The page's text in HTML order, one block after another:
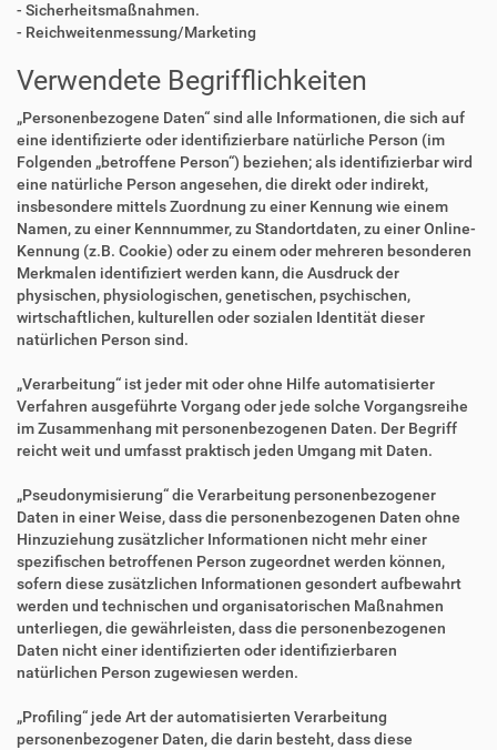
- Sicherheitsmaßnahmen.
- Reichweitenmessung/Marketing
Verwendete Begrifflichkeiten
„Personenbezogene Daten“ sind alle Informationen, die sich auf
eine identifizierte oder identifizierbare natürliche Person (im
Folgenden „betroffene Person“) beziehen; als identifizierbar wird
eine natürliche Person angesehen, die direkt oder indirekt,
insbesondere mittels Zuordnung zu einer Kennung wie einem
Namen, zu einer Kennnummer, zu Standortdaten, zu einer Online-
Kennung (z.B. Cookie) oder zu einem oder mehreren besonderen
Merkmalen identifiziert werden kann, die Ausdruck der
physischen, physiologischen, genetischen, psychischen,
wirtschaftlichen, kulturellen oder sozialen Identität dieser
natürlichen Person sind.
„Verarbeitung“ ist jeder mit oder ohne Hilfe automatisierter
Verfahren ausgeführte Vorgang oder jede solche Vorgangsreihe
im Zusammenhang mit personenbezogenen Daten. Der Begriff
reicht weit und umfasst praktisch jeden Umgang mit Daten.
„Pseudonymisierung“ die Verarbeitung personenbezogener
Daten in einer Weise, dass die personenbezogenen Daten ohne
Hinzuziehung zusätzlicher Informationen nicht mehr einer
spezifischen betroffenen Person zugeordnet werden können,
sofern diese zusätzlichen Informationen gesondert aufbewahrt
werden und technischen und organisatorischen Maßnahmen
unterliegen, die gewährleisten, dass die personenbezogenen
Daten nicht einer identifizierten oder identifizierbaren
natürlichen Person zugewiesen werden.
„Profiling“ jede Art der automatisierten Verarbeitung
personenbezogener Daten, die darin besteht, dass diese